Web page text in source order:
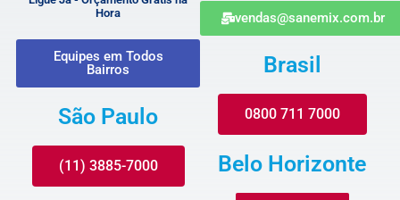
Hora
Equipes em Todos
Bairros
São Paulo
(11) 3885-7000
vendas@sanemix.com.br
Brasil
0800 711 7000
Belo Horizonte